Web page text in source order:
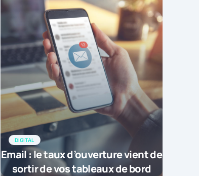
DIGITAL
Email : le taux d’ouverture vient de
sortir de vos tableaux de bord